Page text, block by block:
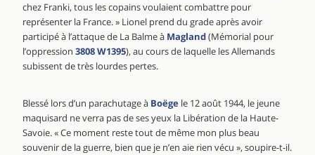
chez Franki, tous les copains voulaient combattre pour
représenter la France. » Lionel prend du grade après avoir
participé à l’attaque de La Balme à Magland(Mémorial pour
l’oppression 3808 W1395), au cours de laquelle les Allemands
subissent de très lourdes pertes.
Blessé lors d’un parachutage à Boëge le 12 août 1944, le jeune
maquisard ne verra pas de ses yeux la Libération de la Haute-
Savoie. « Ce moment reste tout de même mon plus beau
souvenir de la guerre, bien que je n’en aie rien vécu », soupire-t-il.